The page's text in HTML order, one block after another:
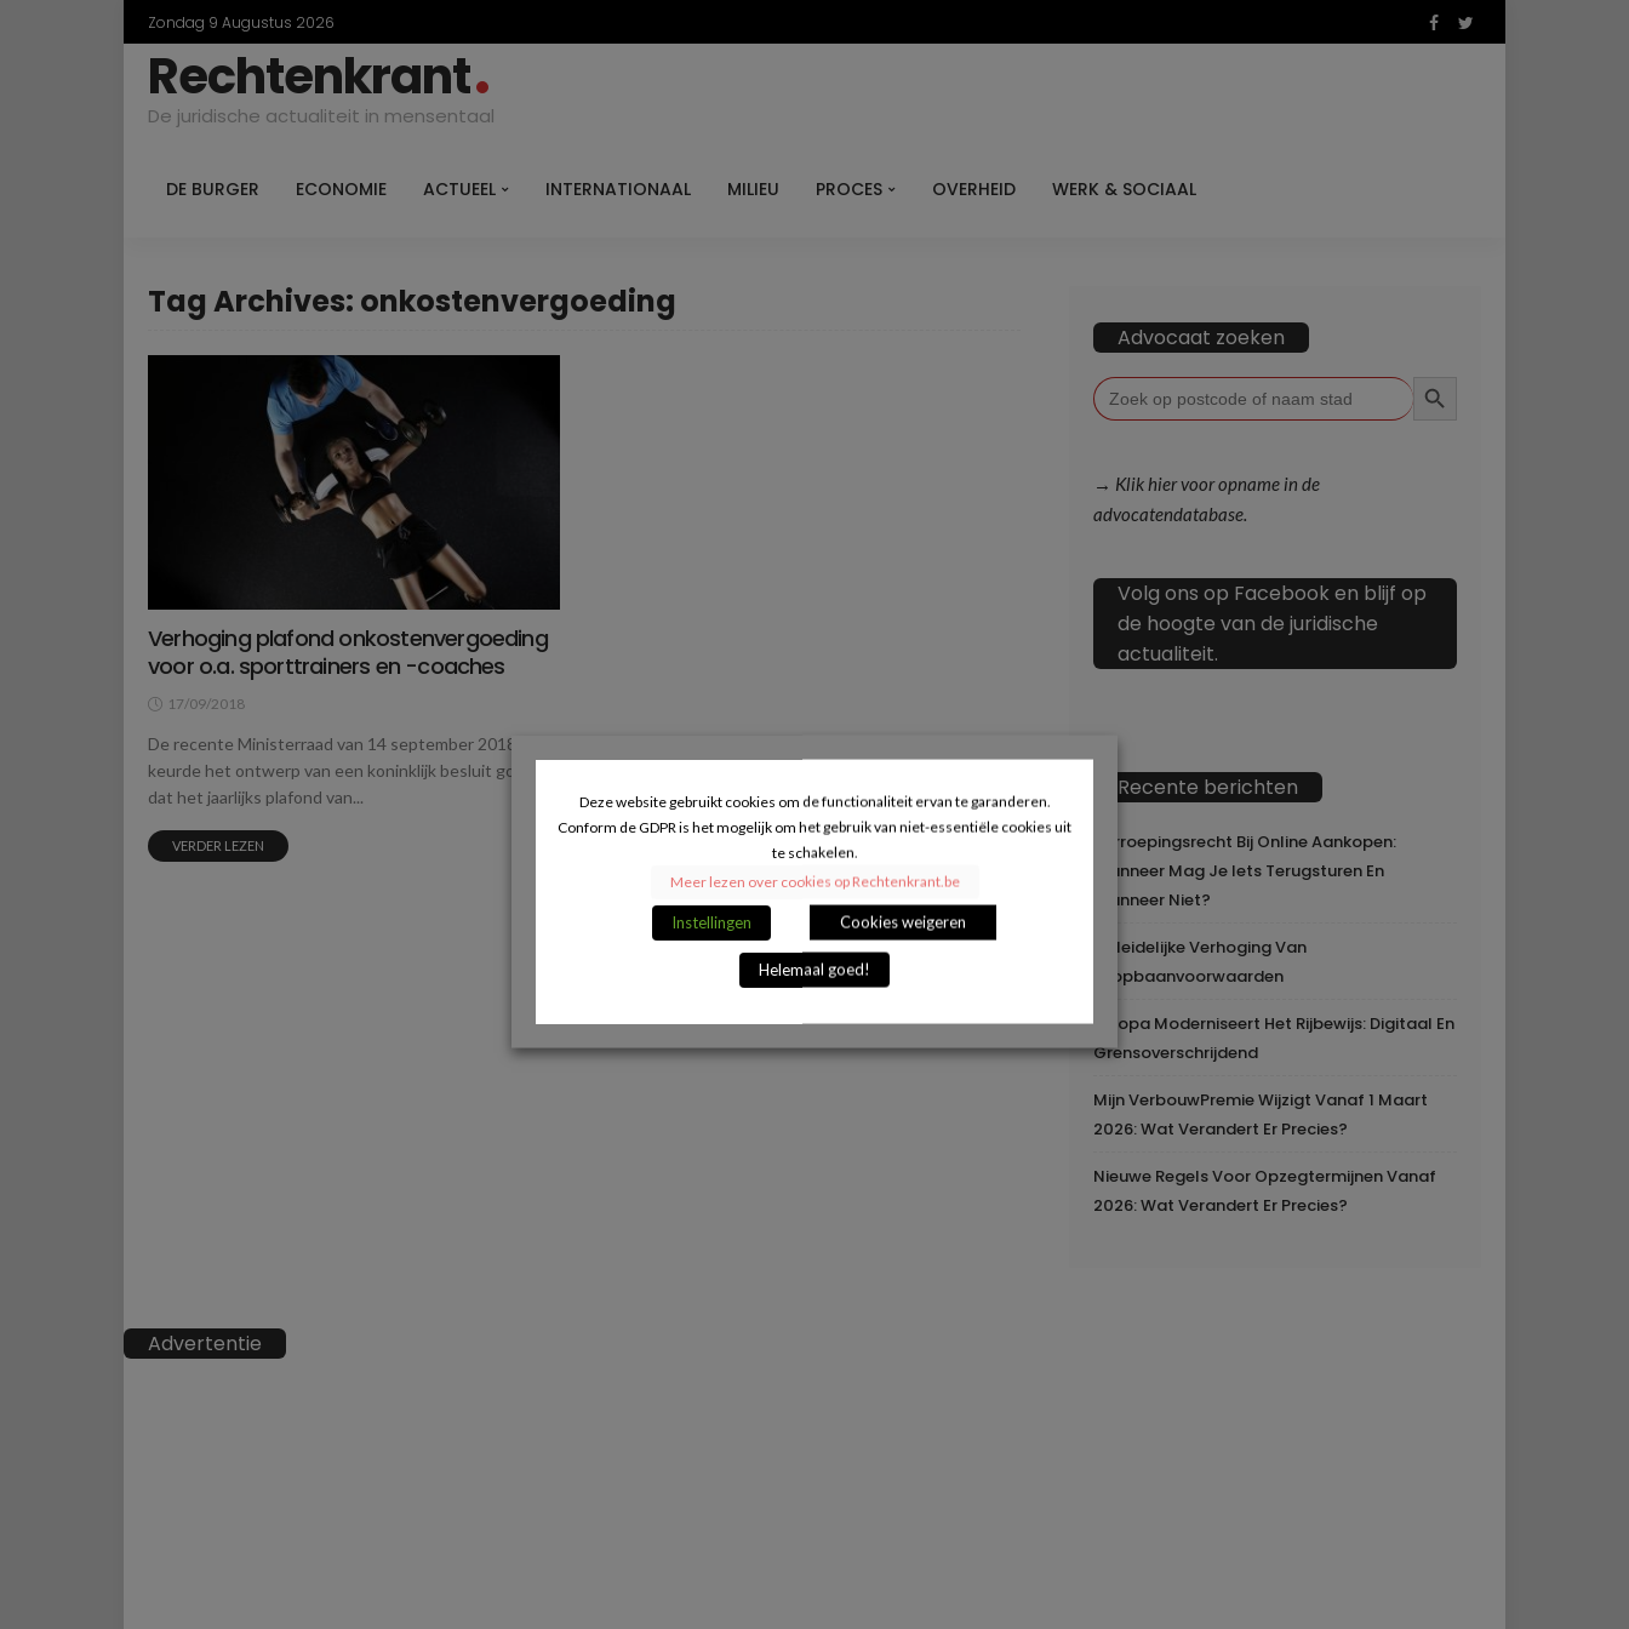
Zondag 9 Augustus 2026
Rechtenkrant
De juridische actualiteit in mensentaal
DE BURGER ECONOMIE ACTUEEL INTERNATIONAAL MILIEU PROCES OVERHEID WERK & SOCIAAL
Tag Archives: onkostenvergoeding
Verhoging plafond onkostenvergoeding
voor o.a. sporttrainers en -coaches
17/09/2018
De recente Ministerraad van 14 september 2018
keurde het ontwerp van een koninklijk besluit goed
dat het jaarlijks plafond van...
VERDER LEZEN
Advocaat zoeken
Zoek
naar:
→ Klik hier voor opname in de
advocatendatabase.
Volg ons op Facebook en blijf op
de hoogte van de juridische
actualiteit.
Recente berichten
Herroepingsrecht Bij Online Aankopen:
Wanneer Mag Je Iets Terugsturen En
Wanneer Niet?
Geleidelijke Verhoging Van
Loopbaanvoorwaarden
Europa Moderniseert Het Rijbewijs: Digitaal En
Grensoverschrijdend
Mijn VerbouwPremie Wijzigt Vanaf 1 Maart
2026: Wat Verandert Er Precies?
Nieuwe Regels Voor Opzegtermijnen Vanaf
2026: Wat Verandert Er Precies?
Advertentie
Deze website gebruikt cookies om de functionaliteit ervan te garanderen.
Conform de GDPR is het mogelijk om het gebruik van niet-essentiële cookies uit
te schakelen.
Meer lezen over cookies op Rechtenkrant.be
Instellingen Cookies weigeren
Helemaal goed!